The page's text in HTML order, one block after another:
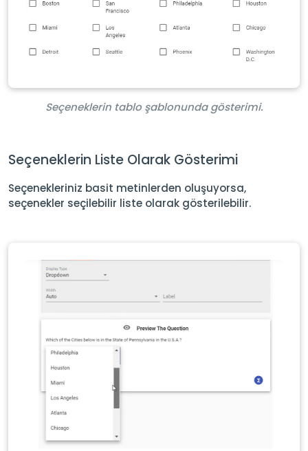
Seçeneklerin tablo şablonunda gösterimi.
Seçeneklerin Liste Olarak Gösterimi
Seçenekleriniz basit metinlerden oluşuyorsa,
seçenekler seçilebilir liste olarak gösterilebilir.